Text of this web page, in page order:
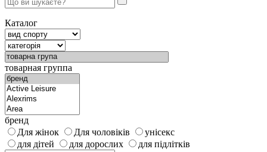
Каталог
товарная группа
бренд
Для жінок
Для чоловіків
унісекс
для дітей
для дорослих для підлітків